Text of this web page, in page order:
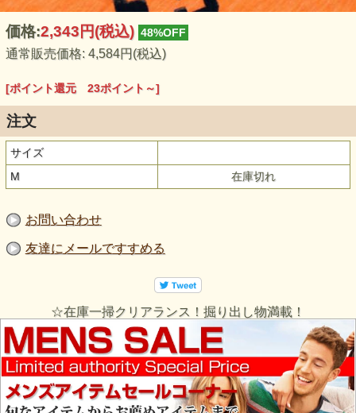
価格:2,343円(税込) 48%OFF
通常販売価格: 4,584円(税込)
[ポイント還元 23ポイント～]
注文
サイズ
M
在庫切れ
お問い合わせ
友達にメールですすめる
☆在庫一掃クリアランス！掘り出し物満載！